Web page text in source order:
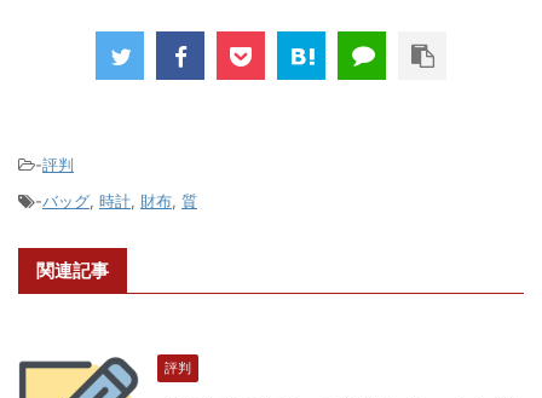
-評判
-バッグ, 時計, 財布, 質
関連記事
評判